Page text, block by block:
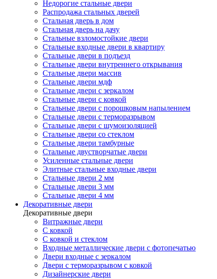
Недорогие стальные двери
Распродажа стальных дверей
Стальная дверь в дом
Стальная дверь на дачу
Стальные взломостойкие двери
Стальные входные двери в квартиру
Стальные двери в подъезд
Стальные двери внутреннего открывания
Стальные двери массив
Стальные двери мдф
Стальные двери с зеркалом
Стальные двери с ковкой
Стальные двери с порошковым напылением
Стальные двери с терморазрывом
Стальные двери с шумоизоляцией
Стальные двери со стеклом
Стальные двери тамбурные
Стальные двустворчатые двери
Усиленные стальные двери
Элитные стальные входные двери
Стальные двери 2 мм
Стальные двери 3 мм
Стальные двери 4 мм
Декоративные двери
Декоративные двери
Витражные двери
С ковкой
С ковкой и стеклом
Входные металлические двери с фотопечатью
Двери входные с зеркалом
Двери с терморазрывом с ковкой
Дизайнерские двери